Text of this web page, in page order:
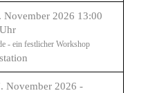
November 2026 13:00
- ein festlicher Workshop
November 2026 -